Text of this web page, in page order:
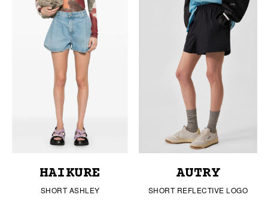
HAIKURE
SHORT ASHLEY
AUTRY
SHORT REFLECTIVE LOGO